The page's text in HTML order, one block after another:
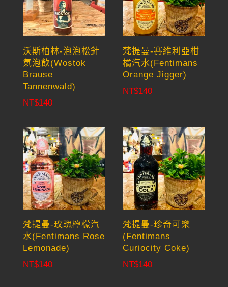
沃斯柏林-泡泡松針
氣泡飲(Wostok
Brause
Tannenwald)
NT$140
梵提曼-賽維利亞柑
橘汽水(Fentimans
Orange Jigger)
NT$140
梵提曼-玫瑰檸檬汽
水(Fentimans Rose
Lemonade)
NT$140
梵提曼-珍奇可樂
(Fentimans
Curiocity Coke)
NT$140